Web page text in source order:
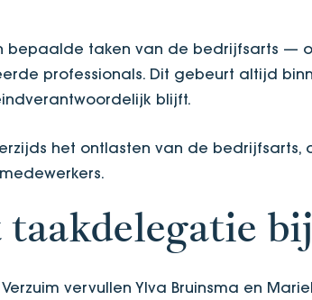
bepaalde taken van de bedrijfsarts —
professionals. Dit gebeurt altijd
blijft.
het ontlasten van de bedrijfsarts,
vervullen Ylva Bruinsma en